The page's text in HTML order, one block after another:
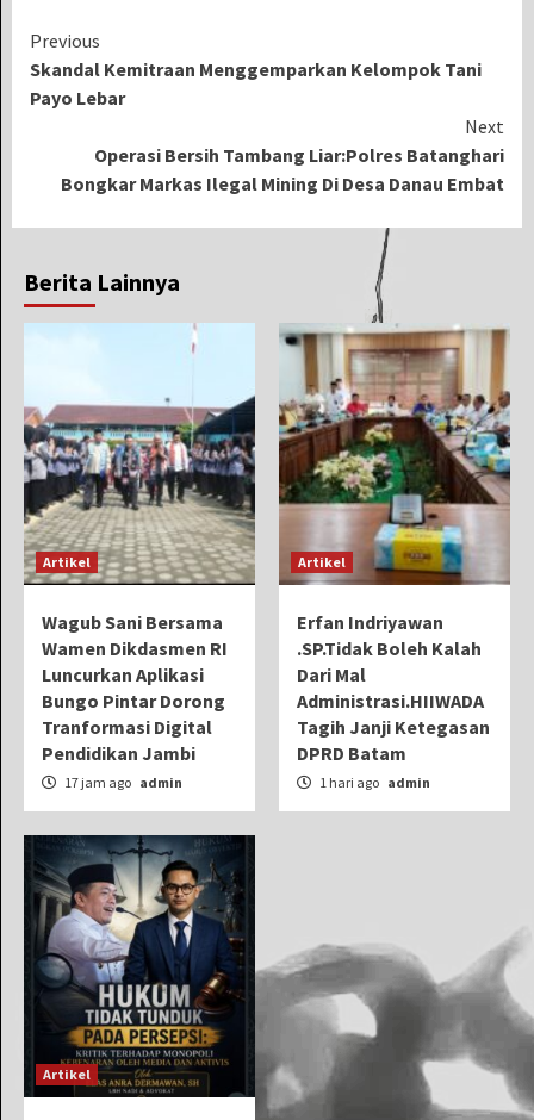
Continue
Reading
Previous
Skandal Kemitraan Menggemparkan Kelompok Tani
Payo Lebar
Next
Operasi Bersih Tambang Liar:Polres Batanghari
Bongkar Markas Ilegal Mining Di Desa Danau Embat
Berita Lainnya
Artikel
Wagub Sani Bersama
Wamen Dikdasmen RI
Luncurkan Aplikasi
Bungo Pintar Dorong
Tranformasi Digital
Pendidikan Jambi
17 jam ago admin
Artikel
Erfan Indriyawan
.SP.Tidak Boleh Kalah
Dari Mal
Administrasi.HIIWADA
Tagih Janji Ketegasan
DPRD Batam
1 hari ago admin
Artikel